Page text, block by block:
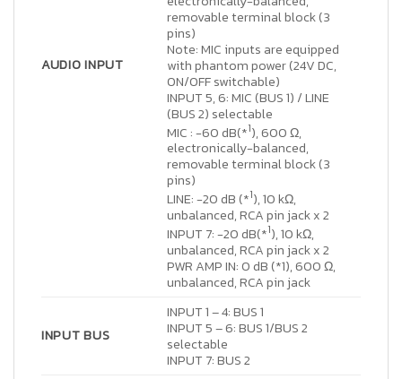
AUDIO INPUT
removable terminal block (3
pins)
Note: MIC inputs are equipped
with phantom power (24V DC,
ON/OFF switchable)
INPUT 5, 6: MIC (BUS 1) / LINE
(BUS 2) selectable
MIC : -60 dB(*1), 600 Ω,
electronically-balanced,
removable terminal block (3
pins)
LINE: -20 dB (*1), 10 kΩ,
unbalanced, RCA pin jack x 2
INPUT 7: -20 dB(*1), 10 kΩ,
unbalanced, RCA pin jack x 2
PWR AMP IN: 0 dB (*1), 600 Ω,
unbalanced, RCA pin jack
INPUT BUS
INPUT 1 – 4: BUS 1
INPUT 5 – 6: BUS 1/BUS 2
selectable
INPUT 7: BUS 2